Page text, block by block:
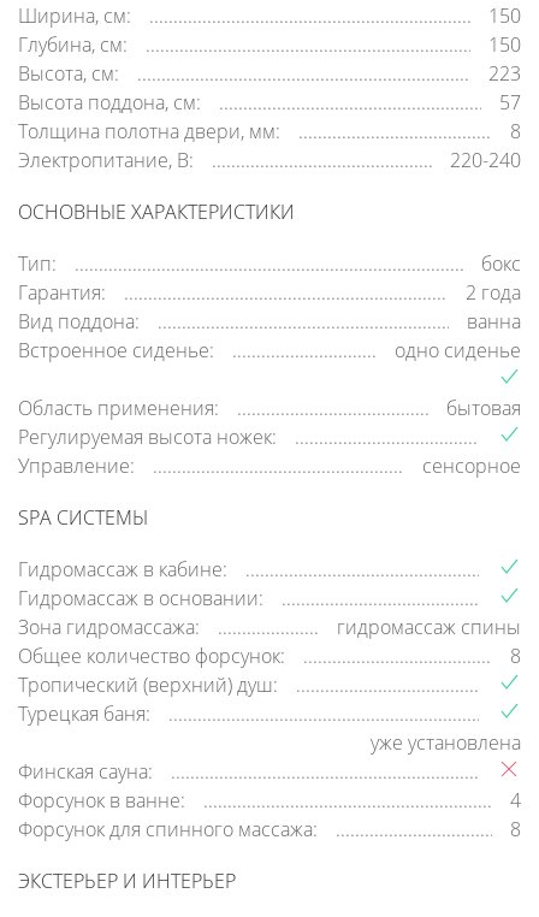
Ширина, см:
150
Глубина, см:
150
Высота, см:
223
Высота поддона, см:
57
Толщина полотна двери, мм:
8
Электропитание, В:
220-240
ОСНОВНЫЕ ХАРАКТЕРИСТИКИ
Тип:
бокс
Гарантия:
2 года
Вид поддона:
ванна
Встроенное сиденье:
одно сиденье
Область применения:
бытовая
Регулируемая высота ножек:
Управление:
сенсорное
SPA СИСТЕМЫ
Гидромассаж в кабине:
Гидромассаж в основании:
Зона гидромассажа:
гидромассаж спины
Общее количество форсунок:
8
Тропический (верхний) душ:
Турецкая баня:
уже установлена
Финская сауна:
Форсунок в ванне:
4
Форсунок для спинного массажа:
8
ЭКСТЕРЬЕР И ИНТЕРЬЕР